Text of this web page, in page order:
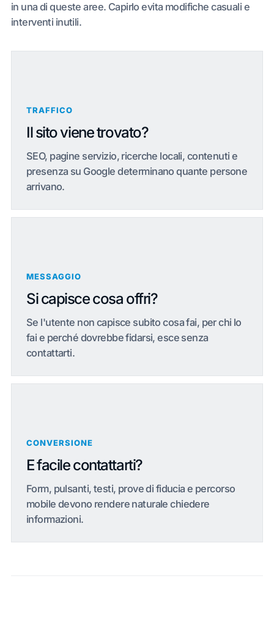
in una di queste aree. Capirlo evita modifiche casuali e
interventi inutili.
TRAFFICO
Il sito viene trovato?
SEO, pagine servizio, ricerche locali, contenuti e
presenza su Google determinano quante persone
arrivano.
MESSAGGIO
Si capisce cosa offri?
Se l'utente non capisce subito cosa fai, per chi lo
fai e perché dovrebbe fidarsi, esce senza
contattarti.
CONVERSIONE
E facile contattarti?
Form, pulsanti, testi, prove di fiducia e percorso
mobile devono rendere naturale chiedere
informazioni.